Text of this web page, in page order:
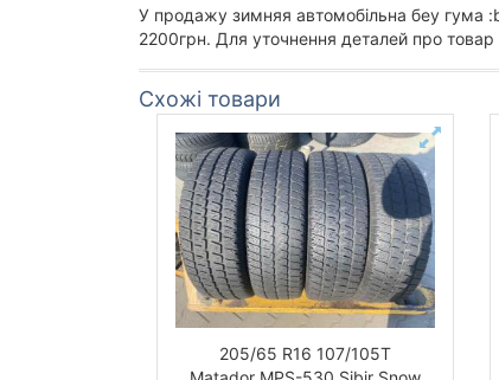
У продажу зимняя автомобільна беу гума
2200грн. Для уточнення деталей про
Схожі товари
205/65 R16 107/105T